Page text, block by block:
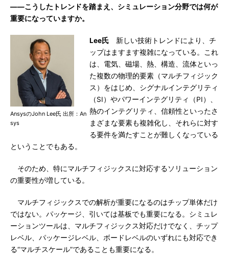
――こうしたトレンドを踏まえ、シミュレーション分野では何が
重要になっていますか。
AnsysのJohn Lee氏 出所：An
sys
Lee氏 新しい技術トレンドにより、チ
ップはますます複雑になっている。これ
は、電気、磁場、熱、構造、流体といっ
た複数の物理的要素（マルチフィジック
ス）をはじめ、シグナルインテグリティ
（SI）やパワーインテグリティ（PI）、
熱のインテグリティ、信頼性といったさ
まざまな要素も複雑化し、それらに対す
る要件を満たすことが難しくなっている
ということでもある。
そのため、特にマルチフィジックスに対応するソリューション
の重要性が増している。
マルチフィジックスでの解析が重要になるのはチップ単体だけ
ではない。パッケージ、引いては基板でも重要になる。シミュレ
ーションツールは、マルチフィジックス対応だけでなく、チップ
レベル、パッケージレベル、ボードレベルのいずれにも対応でき
る“マルチスケール”であることも重要になる。